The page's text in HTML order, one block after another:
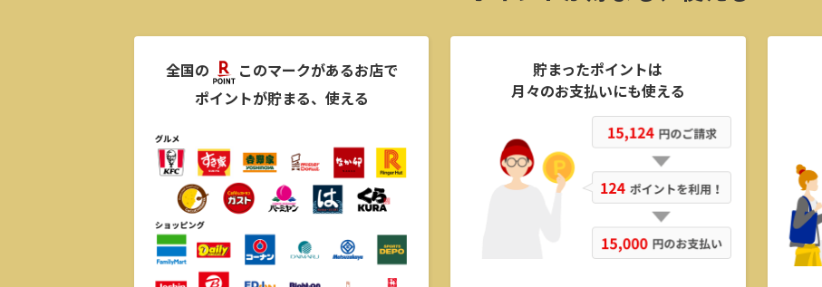
全国の
このマークがあるお店で
ポイントが貯まる、使える
貯まったポイントは
月々のお支払いにも使える